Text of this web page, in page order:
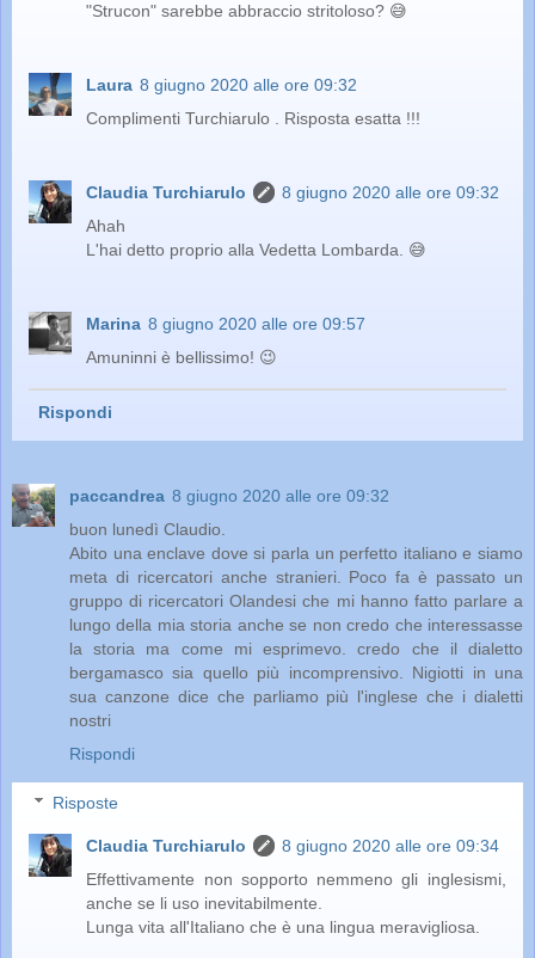
"Strucon" sarebbe abbraccio stritoloso? 😅
Laura 8 giugno 2020 alle ore 09:32
Complimenti Turchiarulo . Risposta esatta !!!
Claudia Turchiarulo
8 giugno 2020 alle ore 09:32
Ahah
L'hai detto proprio alla Vedetta Lombarda. 😅
Marina 8 giugno 2020 alle ore 09:57
Amuninni è bellissimo! 😉
Rispondi
paccandrea 8 giugno 2020 alle ore 09:32
buon lunedì Claudio.
Abito una enclave dove si parla un perfetto italiano e siamo
meta di ricercatori anche stranieri. Poco fa è passato un
gruppo di ricercatori Olandesi che mi hanno fatto parlare a
lungo della mia storia anche se non credo che interessasse
la storia ma come mi esprimevo. credo che il dialetto
bergamasco sia quello più incomprensivo. Nigiotti in una
sua canzone dice che parliamo più l'inglese che i dialetti
nostri
Rispondi
Risposte
Claudia Turchiarulo
8 giugno 2020 alle ore 09:34
Effettivamente non sopporto nemmeno gli inglesismi,
anche se li uso inevitabilmente.
Lunga vita all'Italiano che è una lingua meravigliosa.